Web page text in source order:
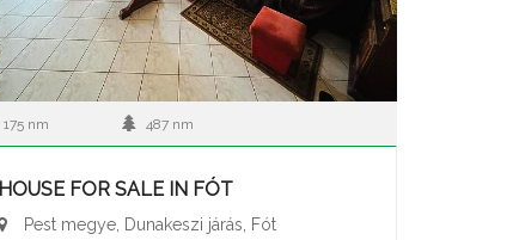
175 nm 487 nm
HOUSE FOR SALE IN FÓT
Pest megye, Dunakeszi járás, Fót